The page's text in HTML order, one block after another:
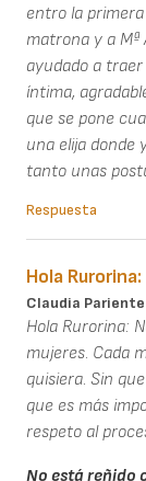
entro la
matrona y a Mª
ayudado a
íntima,
que se pone
una elija donde
tanto unas
Respuesta
Hola
Claudia
Hola Rurorina:
mujeres. Cada
quisiera. Sin
que es más
respeto al
No está reñido